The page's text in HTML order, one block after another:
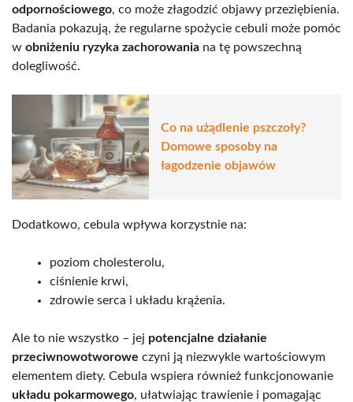
odpornościowego, co może złagodzić objawy przeziębienia.
Badania pokazują, że regularne spożycie cebuli może pomóc
w obniżeniu ryzyka zachorowania na tę powszechną
dolegliwość.
Co na użądlenie pszczoły?
Domowe sposoby na
łagodzenie objawów
Dodatkowo, cebula wpływa korzystnie na:
poziom cholesterolu,
ciśnienie krwi,
zdrowie serca i układu krążenia.
Ale to nie wszystko – jej potencjalne działanie
przeciwnowotworowe czyni ją niezwykle wartościowym
elementem diety. Cebula wspiera również funkcjonowanie
układu pokarmowego, ułatwiając trawienie i pomagając